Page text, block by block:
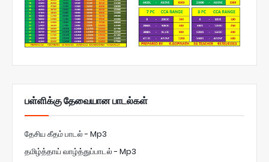
பள்ளிக்கு தேவையான பாடல்கள்
தேசிய கீதம் பாடல் - Mp3
தமிழ்த்தாய் வாழ்த்துப்பாடல் - Mp3